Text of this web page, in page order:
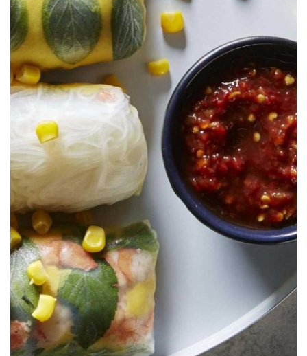
Rollos Vietnamitas de Camarón y Elotes
Dorados Rostizados S&W®